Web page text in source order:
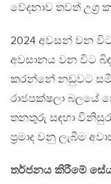
වේදනාව තවත් උග්‍ර
2024 අවසන් වන
අවසානය වන විට
කරන්නේ නඩුවට
රාජපක්ෂලා බලයේ
තනතුරු සඳහා
ප්‍රමාද වනු ලැබීම
තර්ජනය කිරීමේ